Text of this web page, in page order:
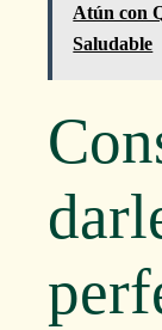
Atún con
Saludable